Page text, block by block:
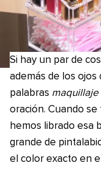
Si hay un par de
además de los ojos
palabras maquillaje
oración. Cuando se
hemos librado esa
grande de
el color exacto en